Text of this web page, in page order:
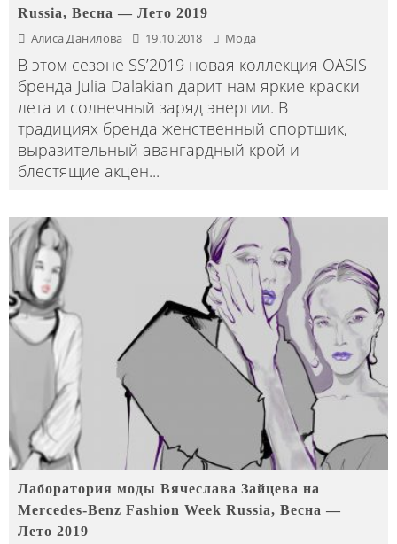
Russia, Весна — Лето 2019
Алиса Данилова 19.10.2018 Мода
В этом сезоне SS’2019 новая коллекция OASIS
бренда Julia Dalakian дарит нам яркие краски
лета и солнечный заряд энергии. В
традициях бренда женственный спортшик,
выразительный авангардный крой и
блестящие акцен...
Лаборатория моды Вячеслава Зайцева на
Mercedes-Benz Fashion Week Russia, Весна —
Лето 2019